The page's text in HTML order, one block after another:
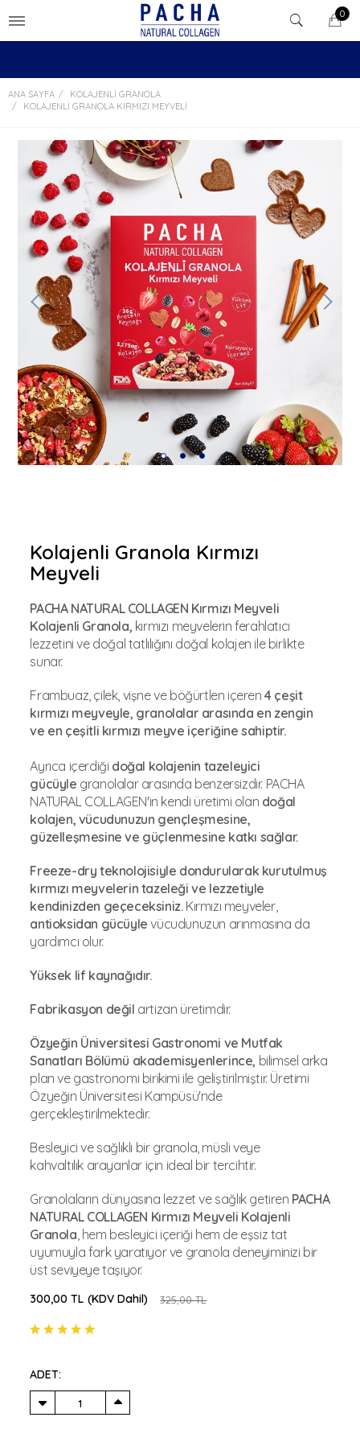
0
ANA SAYFA
KOLAJENLI GRANOLA
KOLAJENLI GRANOLA KIRMIZI MEYVELI
Kolajenli Granola Kırmızı
Meyveli
PACHA NATURAL COLLAGEN Kırmızı Meyveli
Kolajenli Granola, kırmızı meyvelerin ferahlatıcı
lezzetini ve doğal tatlılığını doğal kolajen ile birlikte
sunar.
Frambuaz, çilek, vişne ve böğürtlen içeren4 çeşit
kırmızı meyveyle, granolalar arasında en zengin
ve en çeşitli kırmızı meyve içeriğine sahiptir.
Ayrıca içerdiği doğal kolajenin tazeleyici
gücüyle granolalar arasında benzersizdir. PACHA
NATURAL COLLAGEN'in kendi üretimi olan doğal
kolajen, vücudunuzun gençleşmesine,
güzelleşmesine ve güçlenmesine katkı sağlar.
Freeze-dry teknolojisiyle dondurularak kurutulmuş
kırmızı meyvelerin tazeleği ve lezzetiyle
kendinizden geçeceksiniz. Kırmızı meyveler,
antioksidan gücüylevücudunuzun arınmasına da
yardımcı olur.
Yüksek lif kaynağıdır.
Fabrikasyon değil artizan üretimdir.
Özyeğin Üniversitesi Gastronomi ve Mutfak
Sanatları Bölümü akademisyenlerince, bilimsel arka
plan ve gastronomi birikimi ile geliştirilmiştir. Üretimi
Özyeğin Üniversitesi Kampüsü'nde
gerçekleştirilmektedir.
Besleyici ve sağlıklı bir granola, müsli veye
kahvaltılık arayanlar için ideal bir tercihtir.
Granolaların dünyasına lezzet ve sağlık getiren PACHA
NATURAL COLLAGEN Kırmızı Meyveli Kolajenli
Granola, hem besleyici içeriği hem de eşsiz tat
uyumuyla fark yaratıyor ve granola deneyiminizi bir
üst seviyeye taşıyor.
300,00 TL (KDV Dahil) 325,00 TL
ADET: